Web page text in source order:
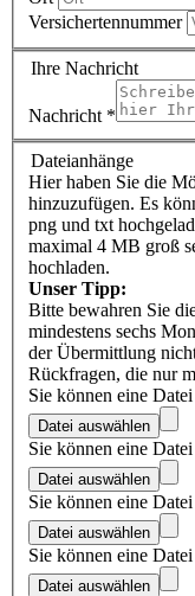
Versichertennummer
Ihre Nachricht
Nachricht *
Dateianhänge
Hier haben Sie die
hinzuzufügen. Es
png und txt
maximal 4 MB groß
hochladen.
Unser Tipp:
Bitte bewahren Sie
mindestens sechs
der Übermittlung
Rückfragen, die nur
Sie können eine
Datei auswählen
Sie können eine
Datei auswählen
Sie können eine
Datei auswählen
Sie können eine
Datei auswählen